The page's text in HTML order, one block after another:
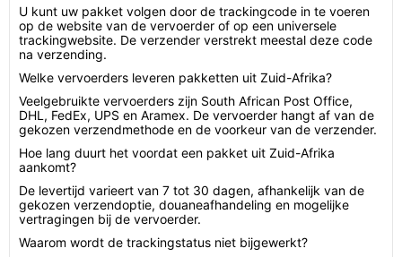
U kunt uw pakket volgen door de trackingcode in te voeren
op de website van de vervoerder of op een universele
trackingwebsite. De verzender verstrekt meestal deze code
na verzending.
Welke vervoerders leveren pakketten uit Zuid-Afrika?
Veelgebruikte vervoerders zijn South African Post Office,
DHL, FedEx, UPS en Aramex. De vervoerder hangt af van de
gekozen verzendmethode en de voorkeur van de verzender.
Hoe lang duurt het voordat een pakket uit Zuid-Afrika
aankomt?
De levertijd varieert van 7 tot 30 dagen, afhankelijk van de
gekozen verzendoptie, douaneafhandeling en mogelijke
vertragingen bij de vervoerder.
Waarom wordt de trackingstatus niet bijgewerkt?